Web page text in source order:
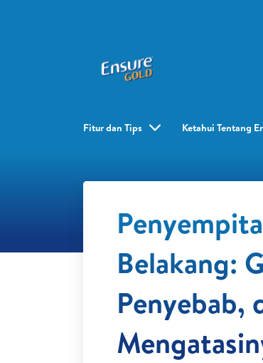
Fitur dan Tips Ketahui Tentang
Belakang:
Penyebab,